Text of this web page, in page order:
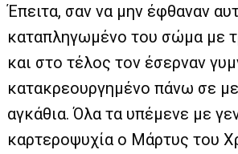
Έπειτα, σαν να μην έφθαναν
καταπληγωμένο του σώμα με
και στο τέλος τον έσερναν
κατακρεουργημένο πάνω σε
αγκάθια. Όλα τα υπέμενε με
καρτεροψυχία ο Μάρτυς του